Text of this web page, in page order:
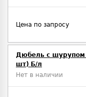
Цена по запросу
Дюбель с шурупом
шт) Б/л
Нет в наличии